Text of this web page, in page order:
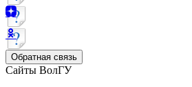
Обратная связь
Сайты ВолГУ